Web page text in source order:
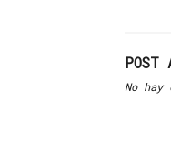
POST
No hay